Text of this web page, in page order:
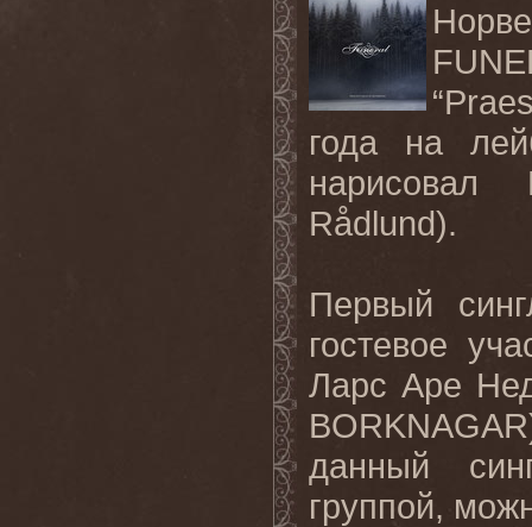
года на
нарисовал
Rådlund).
Первый
гостевое
Ларс Аре
BORKNAGAR
данный
группой,